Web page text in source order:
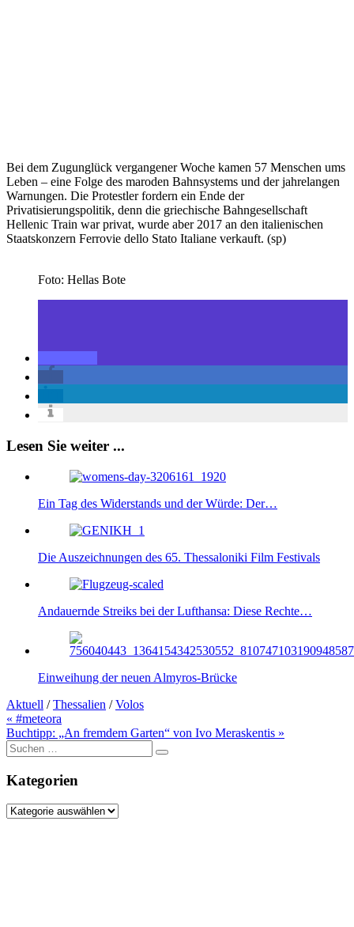
Bei dem Zugunglück vergangener Woche kamen 57 Menschen ums
Leben – eine Folge des maroden Bahnsystems und der jahrelangen
Warnungen. Die Protestler fordern ein Ende der
Privatisierungspolitik, denn die griechische Bahngesellschaft
Hellenic Train war privat, wurde aber 2017 an den italienischen
Staatskonzern Ferrovie dello Stato Italiane verkauft. (sp)
Foto: Hellas Bote
Lesen Sie weiter ...
Ein Tag des Widerstands und der Würde: Der…
Die Auszeichnungen des 65. Thessaloniki Film Festivals
Andauernde Streiks bei der Lufthansa: Diese Rechte…
Einweihung der neuen Almyros-Brücke
Aktuell /Thessalien /Volos
Beitragsnavigation
« #meteora
Buchtipp: „An fremdem Garten“ von Ivo Meraskentis »
Suche
nach:
Kategorien
Kategorien